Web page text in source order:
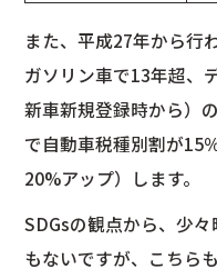
また、平成27年から行
ガソリン車で13年超、
新車新規登録時から）
で自動車税種別割が15
20%アップ）します。
SDGsの観点から、少
もないですが、こちら